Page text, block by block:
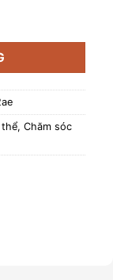
Iconic 250g số
thể, Chăm sóc